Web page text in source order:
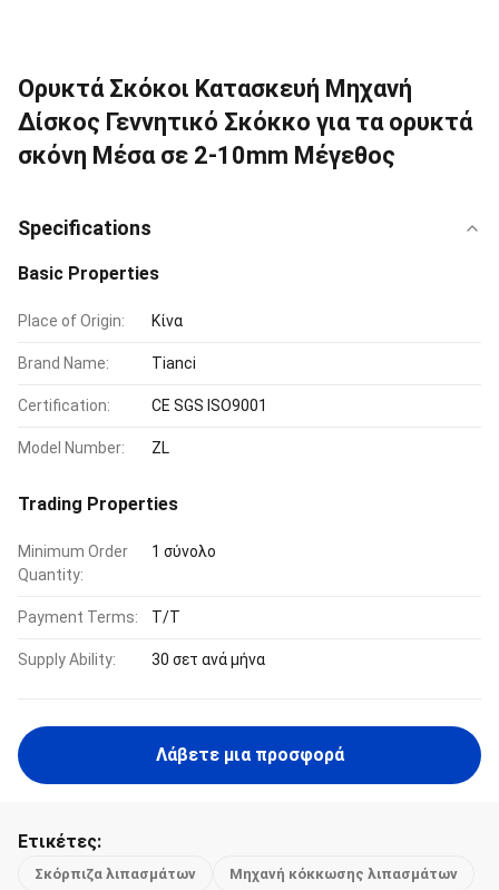
Ορυκτά Σκόκοι Κατασκευή Μηχανή
Δίσκος Γεννητικό Σκόκκο για τα ορυκτά
σκόνη Μέσα σε 2-10mm Μέγεθος
Specifications
Basic Properties
Place of Origin: Κίνα
Brand Name: Tianci
Certification: CE SGS ISO9001
Model Number: ZL
Trading Properties
Minimum Order
Quantity:
1 σύνολο
Payment Terms: Τ/Τ
Supply Ability: 30 σετ ανά μήνα
Λάβετε μια προσφορά
Ετικέτες:
Σκόρπιζα λιπασμάτων Μηχανή κόκκωσης λιπασμάτων